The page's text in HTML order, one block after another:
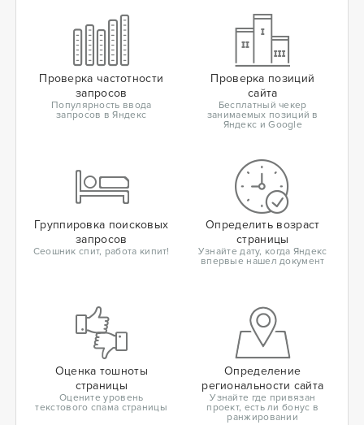
Проверка частотности
запросов
Популярность ввода
запросов в Яндекс
Проверка позиций
сайта
Бесплатный чекер
занимаемых позиций в
Яндекс и Google
Группировка поисковых
запросов
Сеошник спит, работа кипит!
Определить возраст
страницы
Узнайте дату, когда Яндекс
впервые нашел документ
Оценка тошноты
страницы
Оцените уровень
текстового спама страницы
Определение
региональности сайта
Узнайте где привязан
проект, есть ли бонус в
ранжировании